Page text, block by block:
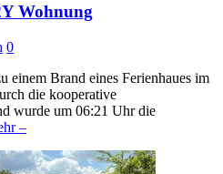
Wohnung
0
einem Brand eines Ferienhaues im
die kooperative
wurde um 06:21 Uhr die
–